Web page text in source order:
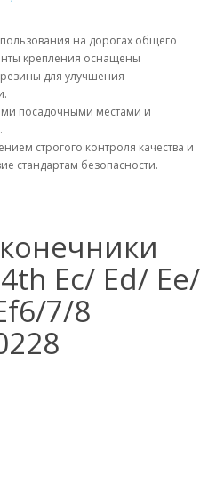
на дорогах общего
крепления оснащены
для улучшения
посадочными местами и
строгого контроля качества и
стандартам безопасности.
Ec/ Ed/ Ee/
7/8